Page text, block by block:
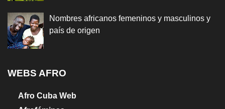
Nombres africanos femeninos y masculinos y
país de origen
WEBS AFRO
Afro Cuba Web